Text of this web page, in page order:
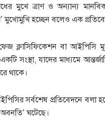
মুখে ত্রাণ ও অন্যান্য
মুখোমুখি হচ্ছেন বলেও এক
ক্লাসিফিকেশন বা আইপিসি
সংস্থা, যাদের মাধ্যমে
থাকে।
সর্বশেষ প্রতিবেদনে বলা
ঘটেছে।